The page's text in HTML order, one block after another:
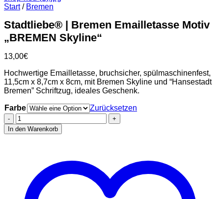
Start / Bremen
Stadtliebe® | Bremen Emailletasse Motiv
„BREMEN Skyline“
13,00€
Hochwertige Emailletasse, bruchsicher, spülmaschinenfest,
11,5cm x 8,7cm x 8cm, mit Bremen Skyline und “Hansestadt
Bremen” Schriftzug, ideales Geschenk.
Farbe
Zurücksetzen
Stadtliebe®
|
Bremen
Skyline“
Menge
In den Warenkorb